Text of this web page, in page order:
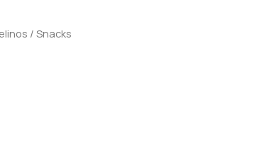
/ Snacks